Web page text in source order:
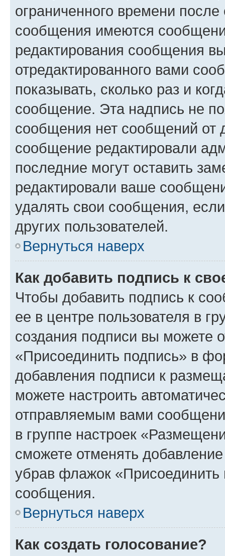
ограниченного времени
сообщения имеются
редактирования сообщения
отредактированного вами
показывать, сколько раз и
сообщение. Эта надпись не
сообщения нет сообщений от
сообщение редактировали
последние могут оставить
редактировали ваше
удалять свои сообщения,
других пользователей.
Вернуться наверх
Как добавить подпись к
Чтобы добавить подпись к
ее в центре пользователя в
создания подписи вы можете
«Присоединить подпись» в
добавления подписи к
можете настроить
отправляемым вами
в группе настроек
сможете отменять
убрав флажок
сообщения.
Вернуться наверх
Как создать голосование?